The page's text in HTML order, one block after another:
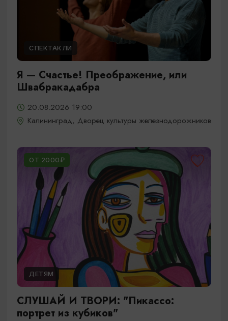
СПЕКТАКЛИ
Я — Счастье! Преображение, или
Швабракадабра
20.08.2026 19:00
Калининград, Дворец культуры железнодорожников
ОТ 2000₽
ДЕТЯМ
СЛУШАЙ И ТВОРИ: "Пикассо:
портрет из кубиков"